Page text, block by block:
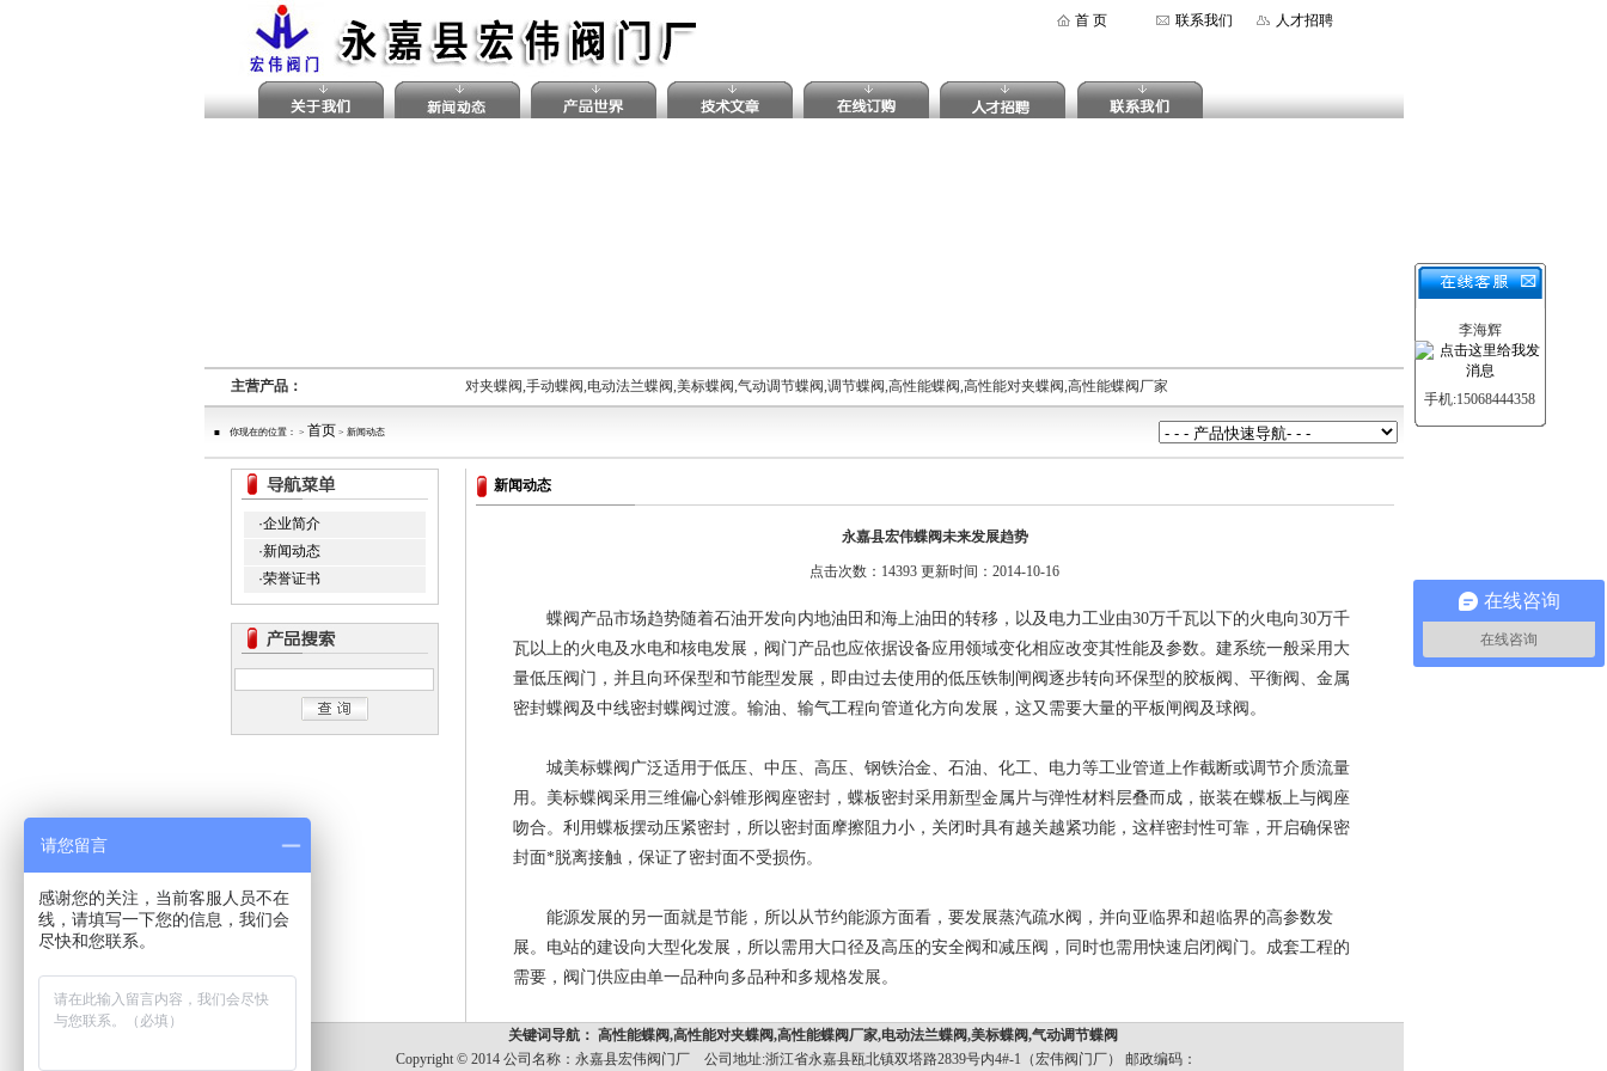
首 页 联系我们 人才招聘
主营产品： 对夹蝶阀,手动蝶阀,电动法兰蝶阀,美标蝶阀,气动调节蝶阀,调节蝶阀,高性能蝶阀,高性能对夹蝶阀,高性能蝶阀厂家
■ 你现在的位置： > 首页 > 新闻动态
·企业简介
·新闻动态
·荣誉证书
新闻动态
永嘉县宏伟蝶阀未来发展趋势
点击次数：14393 更新时间：2014-10-16
蝶阀产品市场趋势随着石油开发向内地油田和海上油田的转移，以及电力工业由30万千瓦以下的火电向30万千
瓦以上的火电及水电和核电发展，阀门产品也应依据设备应用领域变化相应改变其性能及参数。建系统一般采用大
量低压阀门，并且向环保型和节能型发展，即由过去使用的低压铁制闸阀逐步转向环保型的胶板阀、平衡阀、金属
密封蝶阀及中线密封蝶阀过渡。输油、输气工程向管道化方向发展，这又需要大量的平板闸阀及球阀。
城美标蝶阀广泛适用于低压、中压、高压、钢铁治金、石油、化工、电力等工业管道上作截断或调节介质流量
用。美标蝶阀采用三维偏心斜锥形阀座密封，蝶板密封采用新型金属片与弹性材料层叠而成，嵌装在蝶板上与阀座
吻合。利用蝶板摆动压紧密封，所以密封面摩擦阻力小，关闭时具有越关越紧功能，这样密封性可靠，开启确保密
封面*脱离接触，保证了密封面不受损伤。
能源发展的另一面就是节能，所以从节约能源方面看，要发展蒸汽疏水阀，并向亚临界和超临界的高参数发
展。电站的建设向大型化发展，所以需用大口径及高压的安全阀和减压阀，同时也需用快速启闭阀门。成套工程的
需要，阀门供应由单一品种向多品种和多规格发展。
关键词导航： 高性能蝶阀,高性能对夹蝶阀,高性能蝶阀厂家,电动法兰蝶阀,美标蝶阀,气动调节蝶阀
Copyright © 2014 公司名称：永嘉县宏伟阀门厂 公司地址:浙江省永嘉县瓯北镇双塔路2839号内4#-1（宏伟阀门厂） 邮政编码：
李海辉
手机:15068444358
在线咨询
在线咨询
请您留言
感谢您的关注，当前客服人员不在
线，请填写一下您的信息，我们会
尽快和您联系。